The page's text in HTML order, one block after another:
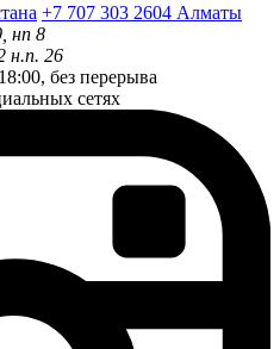
+7 707 303 2604 Алматы
нп 8
н.п. 26
без перерыва
сетях